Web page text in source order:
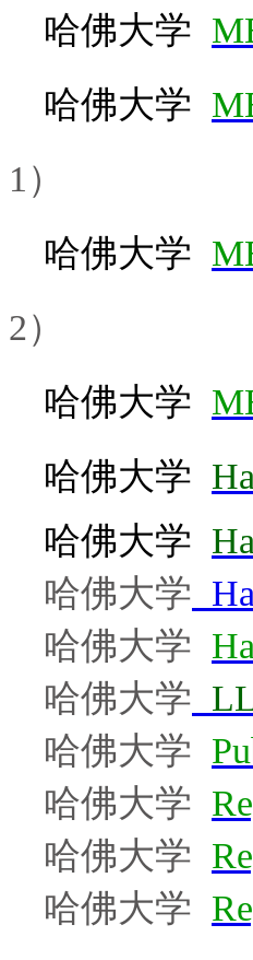
哈佛大学
哈佛大学
1）
哈佛大学
2）
哈佛大学
哈佛大学
哈佛大学
哈佛大学
哈佛大学
哈佛大学
哈佛大学
哈佛大学
哈佛大学
哈佛大学